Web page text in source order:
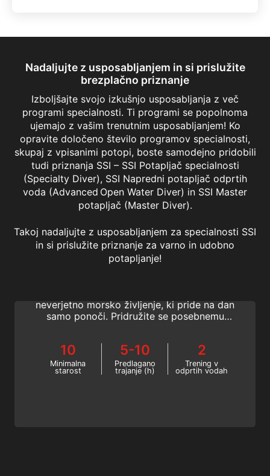
Nadaljujte z usposabljanjem in si prislužite
brezplačno priznanje
Izboljšajte svojo izkušnjo usposabljanja z več
programi specialnosti. Ti programi se popolnoma
ujemajo z vašim trenutnim usposabljanjem! Ko
opravite določeno število programov specialnosti,
skupaj z vpisanimi potopi, boste samodejno pridobili
tudi priznanja SSI – SSI Potapljač specialnosti
(Specialty Diver), SSI Napredni potapljač odprtih
voda (Advanced Open Water Diver) in SSI Master
potapljač (Master Diver).
Takoj nadaljujte z usposabljanjem za specialnosti SSI
in si prislužite priznanje za varno in udobno
potapljanje!
Night Diving & Limited Visibility
neverjetno morsko življenje, ki pride na dan
samo ponoči. Pridružite se posebnemu
10
Minimalna
starost
5-10
Predlagano
trajanje (h)
2
Trening v
odprtih vodah